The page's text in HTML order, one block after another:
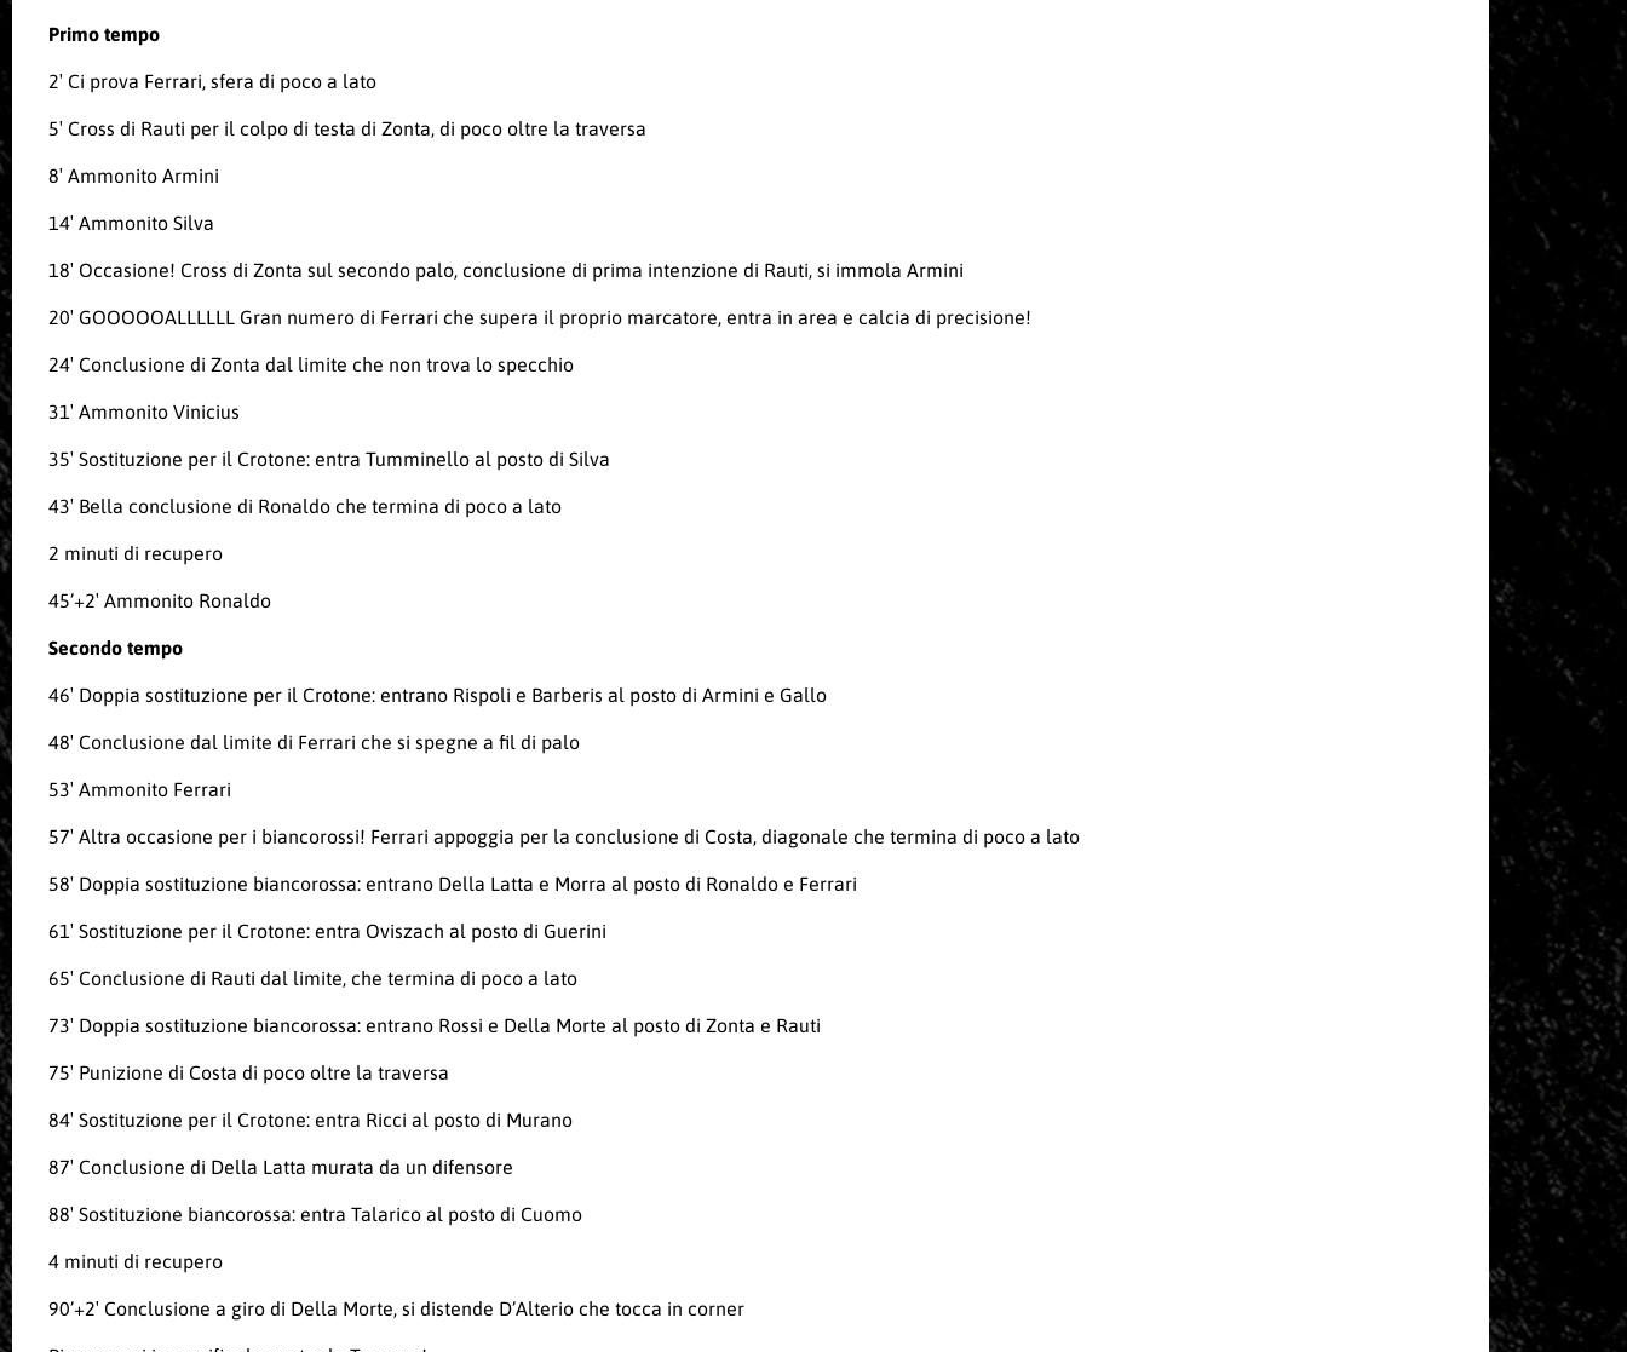
Primo tempo
2′ Ci prova Ferrari, sfera di poco a lato
5′ Cross di Rauti per il colpo di testa di Zonta, di poco oltre la traversa
8′ Ammonito Armini
14′ Ammonito Silva
18′ Occasione! Cross di Zonta sul secondo palo, conclusione di prima intenzione di Rauti, si immola Armini
20′ GOOOOOALLLLLL Gran numero di Ferrari che supera il proprio marcatore, entra in area e calcia di precisione!
24′ Conclusione di Zonta dal limite che non trova lo specchio
31′ Ammonito Vinicius
35′ Sostituzione per il Crotone: entra Tumminello al posto di Silva
43′ Bella conclusione di Ronaldo che termina di poco a lato
2 minuti di recupero
45’+2′ Ammonito Ronaldo
Secondo tempo
46′ Doppia sostituzione per il Crotone: entrano Rispoli e Barberis al posto di Armini e Gallo
48′ Conclusione dal limite di Ferrari che si spegne a fil di palo
53′ Ammonito Ferrari
57′ Altra occasione per i biancorossi! Ferrari appoggia per la conclusione di Costa, diagonale che termina di poco a lato
58′ Doppia sostituzione biancorossa: entrano Della Latta e Morra al posto di Ronaldo e Ferrari
61′ Sostituzione per il Crotone: entra Oviszach al posto di Guerini
65′ Conclusione di Rauti dal limite, che termina di poco a lato
73′ Doppia sostituzione biancorossa: entrano Rossi e Della Morte al posto di Zonta e Rauti
75′ Punizione di Costa di poco oltre la traversa
84′ Sostituzione per il Crotone: entra Ricci al posto di Murano
87′ Conclusione di Della Latta murata da un difensore
88′ Sostituzione biancorossa: entra Talarico al posto di Cuomo
4 minuti di recupero
90’+2′ Conclusione a giro di Della Morte, si distende D’Alterio che tocca in corner